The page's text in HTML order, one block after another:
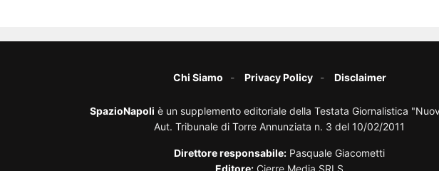
Chi Siamo Privacy Policy Disclaimer
SpazioNapoli è un supplemento editoriale della Testata Giornalistica
Aut. Tribunale di Torre Annunziata n. 3 del 10/02/2011
Direttore responsabile: Pasquale Giacometti